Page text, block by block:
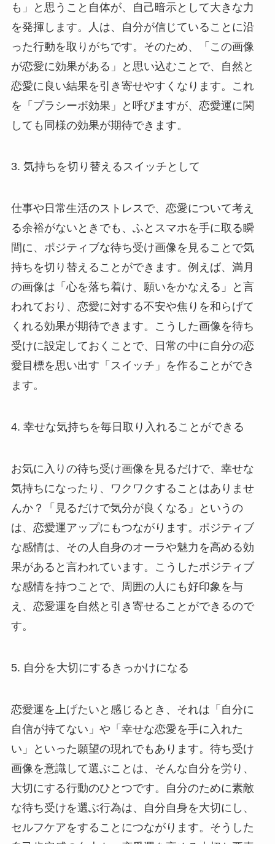
も」と思うこと自体が、自己暗示として大きな力
を発揮します。人は、自分が信じていることに沿
った行動を取りがちです。そのため、「この画像
が恋愛に効果がある」と思い込むことで、自然と
恋愛に良い結果を引き寄せやすくなります。これ
を「プラシーボ効果」と呼びますが、恋愛運に関
しても同様の効果が期待できます。
3. 気持ちを切り替えるスイッチとして
仕事や日常生活のストレスで、恋愛について考え
る余裕がないときでも、ふとスマホを手に取る瞬
間に、ポジティブな待ち受け画像を見ることで気
持ちを切り替えることができます。例えば、満月
の画像は「心を落ち着け、願いをかなえる」と言
われており、恋愛に対する不安や焦りを和らげて
くれる効果が期待できます。こうした画像を待ち
受けに設定しておくことで、日常の中に自分の恋
愛目標を思い出す「スイッチ」を作ることができ
ます。
4. 幸せな気持ちを毎日取り入れることができる
お気に入りの待ち受け画像を見るだけで、幸せな
気持ちになったり、ワクワクすることはありませ
んか？「見るだけで気分が良くなる」というの
は、恋愛運アップにもつながります。ポジティブ
な感情は、その人自身のオーラや魅力を高める効
果があると言われています。こうしたポジティブ
な感情を持つことで、周囲の人にも好印象を与
え、恋愛運を自然と引き寄せることができるので
す。
5. 自分を大切にするきっかけになる
恋愛運を上げたいと感じるとき、それは「自分に
自信が持てない」や「幸せな恋愛を手に入れた
い」といった願望の現れでもあります。待ち受け
画像を意識して選ぶことは、そんな自分を労り、
大切にする行動のひとつです。自分のために素敵
な待ち受けを選ぶ行為は、自分自身を大切にし、
セルフケアをすることにつながります。そうした